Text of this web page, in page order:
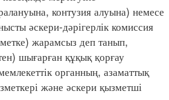
контузия алуына) немесе
әскери-дәрігерлік комиссия
жарамсыз деп танып,
шығарған құқық қорғау
органның, азаматтық
және әскери қызметші